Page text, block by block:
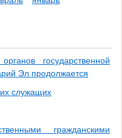
государственной
Эл продолжается
служащих
гражданскими